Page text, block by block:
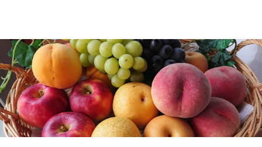
行き先
旅のお役立ち情報